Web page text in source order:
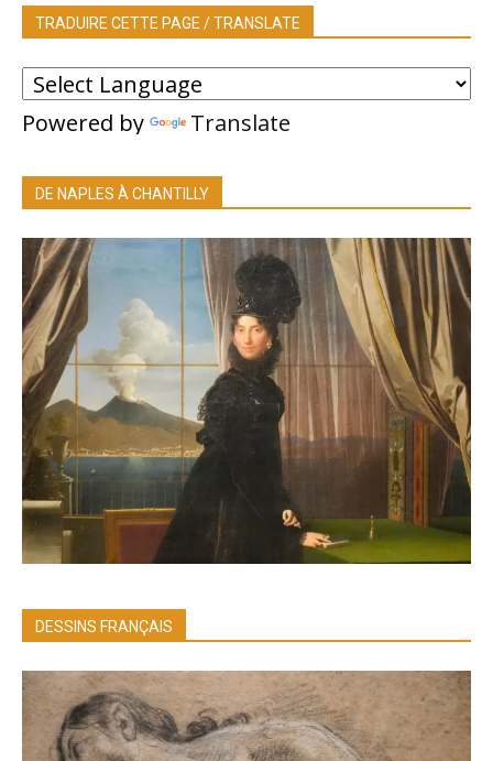
TRADUIRE CETTE PAGE / TRANSLATE
Powered by Translate
DE NAPLES À CHANTILLY
DESSINS FRANÇAIS